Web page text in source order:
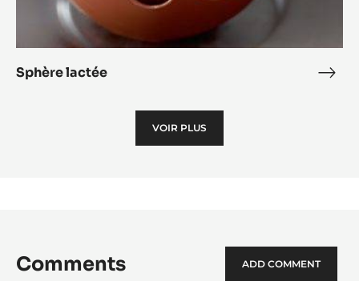
Sphère lactée
VOIR PLUS
Comments ADD COMMENT